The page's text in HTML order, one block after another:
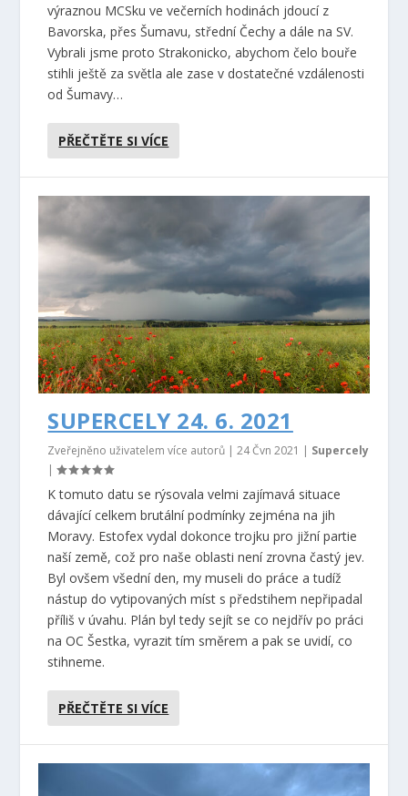
výraznou MCSku ve večerních hodinách jdoucí z
Bavorska, přes Šumavu, střední Čechy a dále na SV.
Vybrali jsme proto Strakonicko, abychom čelo bouře
stihli ještě za světla ale zase v dostatečné vzdálenosti
od Šumavy…
PŘEČTĚTE SI VÍCE
SUPERCELY 24. 6. 2021
Zveřejněno uživatelem více autorů |24 Čvn 2021
Supercely
|
K tomuto datu se rýsovala velmi zajímavá situace
dávající celkem brutální podmínky zejména na jih
Moravy. Estofex vydal dokonce trojku pro jižní partie
naší země, což pro naše oblasti není zrovna častý jev.
Byl ovšem všední den, my museli do práce a tudíž
nástup do vytipovaných míst s předstihem nepřipadal
příliš v úvahu. Plán byl tedy sejít se co nejdřív po práci
na OC Šestka, vyrazit tím směrem a pak se uvidí, co
stihneme.
PŘEČTĚTE SI VÍCE